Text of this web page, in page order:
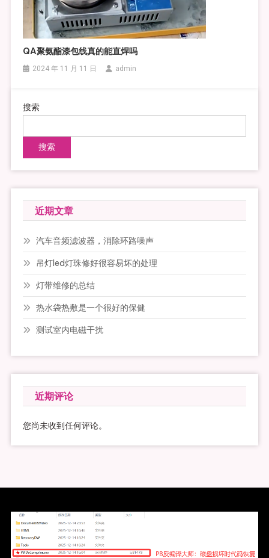
QA聚氨酯漆包线真的能直焊吗
2024 年 11 月 11 日 admin
搜索
搜索
近期文章
汽车音频滤波器，消除环路噪声
吊灯led灯珠修好很容易坏的处理
灯带维修的总结
热水袋热敷是一个很好的保健
测试室内电磁干扰
近期评论
您尚未收到任何评论。